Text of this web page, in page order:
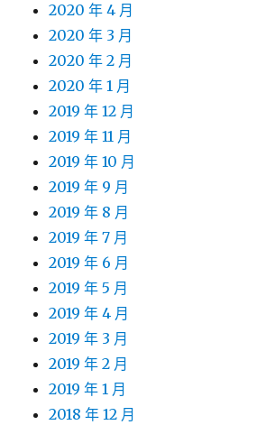
2020 年 4 月
2020 年 3 月
2020 年 2 月
2020 年 1 月
2019 年 12 月
2019 年 11 月
2019 年 10 月
2019 年 9 月
2019 年 8 月
2019 年 7 月
2019 年 6 月
2019 年 5 月
2019 年 4 月
2019 年 3 月
2019 年 2 月
2019 年 1 月
2018 年 12 月